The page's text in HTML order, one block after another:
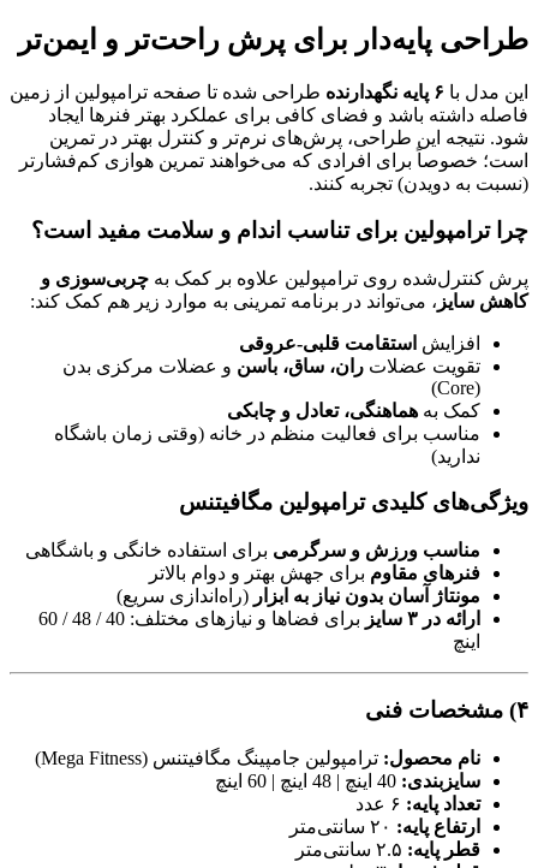
طراحی پایه‌دار برای پرش راحت‌تر و ایمن‌تر
این مدل با ۶ پایه نگهدارنده
طراحی شده تا صفحه ترامپولین از زمین
فاصله داشته باشد و فضای کافی برای عملکرد بهتر فنرها ایجاد
شود. نتیجه این طراحی، پرش‌های نرم‌تر و کنترل بهتر در تمرین
است؛ خصوصاً برای افرادی که می‌خواهند تمرین هوازی کم‌فشارتر
(نسبت به دویدن) تجربه کنند.
چرا ترامپولین برای تناسب اندام و سلامت مفید است؟
پرش کنترل‌شده روی ترامپولین علاوه بر کمک به چربی‌سوزی و
کاهش سایز ، می‌تواند در برنامه تمرینی به موارد زیر هم کمک کند:
افزایش استقامت قلبی-عروقی
تقویت عضلات ران، ساق، باسن و عضلات مرکزی بدن
(Core)
کمک به هماهنگی، تعادل و چابکی
مناسب برای فعالیت منظم در خانه (وقتی زمان باشگاه
ندارید)
ویژگی‌های کلیدی ترامپولین مگافیتنس
مناسب ورزش و سرگرمی برای استفاده خانگی و باشگاهی
فنرهای مقاوم برای جهش بهتر و دوام بالاتر
مونتاژ آسان بدون نیاز به ابزار (راه‌اندازی سریع)
ارائه در ۳ سایز
برای فضاها و نیازهای مختلف: 40 / 48 / 60
اینچ
۴) مشخصات فنی
نام محصول: ترامپولین جامپینگ مگافیتنس (Mega Fitness)
سایزبندی:
تعداد پایه:
ارتفاع پایه:
قطر پایه: